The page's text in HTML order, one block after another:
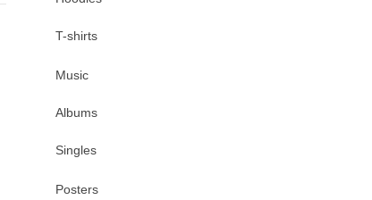
T-shirts
Music
Albums
Singles
Posters